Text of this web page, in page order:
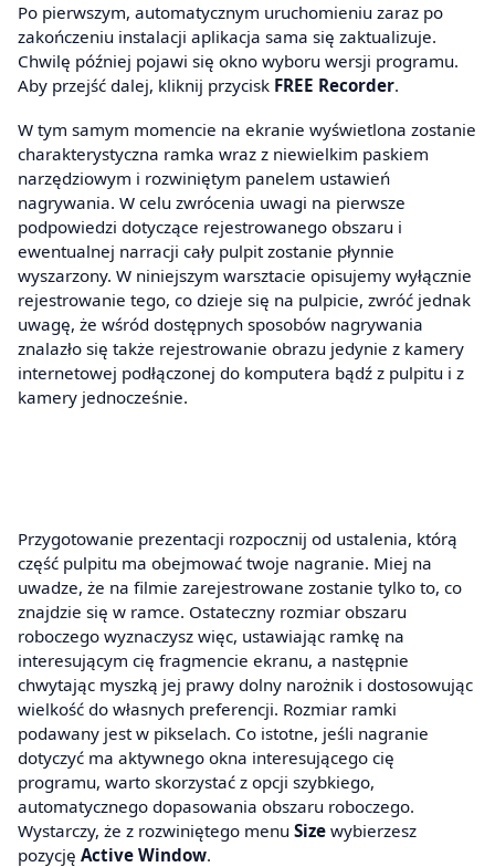
Po pierwszym, automatycznym uruchomieniu zaraz po
zakończeniu instalacji aplikacja sama się zaktualizuje.
Chwilę później pojawi się okno wyboru wersji programu.
Aby przejść dalej, kliknij przycisk FREE Recorder.
W tym samym momencie na ekranie wyświetlona zostanie
charakterystyczna ramka wraz z niewielkim paskiem
narzędziowym i rozwiniętym panelem ustawień
nagrywania. W celu zwrócenia uwagi na pierwsze
podpowiedzi dotyczące rejestrowanego obszaru i
ewentualnej narracji cały pulpit zostanie płynnie
wyszarzony. W niniejszym warsztacie opisujemy wyłącznie
rejestrowanie tego, co dzieje się na pulpicie, zwróć jednak
uwagę, że wśród dostępnych sposobów nagrywania
znalazło się także rejestrowanie obrazu jedynie z kamery
internetowej podłączonej do komputera bądź z pulpitu i z
kamery jednocześnie.
Przygotowanie prezentacji rozpocznij od ustalenia, którą
część pulpitu ma obejmować twoje nagranie. Miej na
uwadze, że na filmie zarejestrowane zostanie tylko to, co
znajdzie się w ramce. Ostateczny rozmiar obszaru
roboczego wyznaczysz więc, ustawiając ramkę na
interesującym cię fragmencie ekranu, a następnie
chwytając myszką jej prawy dolny narożnik i dostosowując
wielkość do własnych preferencji. Rozmiar ramki
podawany jest w pikselach. Co istotne, jeśli nagranie
dotyczyć ma aktywnego okna interesującego cię
programu, warto skorzystać z opcji szybkiego,
automatycznego dopasowania obszaru roboczego.
Wystarczy, że z rozwiniętego menu Size wybierzesz
pozycję Active Window.